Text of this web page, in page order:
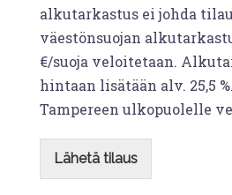
alkutarkastus ei johda
väestönsuojan
€/suoja veloitetaan.
hintaan lisätään alv. 25,5
Tampereen ulkopuolelle
Lähetä tilaus